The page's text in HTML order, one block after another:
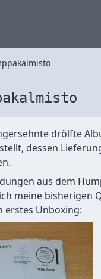
drölfte
dessen
aus dem
meine bisherigen
erstes Unboxing: